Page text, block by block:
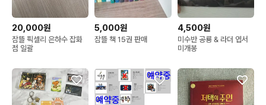
20,000원
잠뜰 픽셀리 은하수 잡화
점 일괄
5,000원
잠뜰 책 15권 판매
4,500원
미수반 공룡 & 라더 엽서
미개봉